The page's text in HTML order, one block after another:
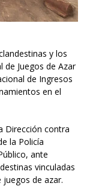
y los
de Juegos de Azar
de Ingresos
en el
Dirección contra
la Policía
ante
vinculadas
de azar.